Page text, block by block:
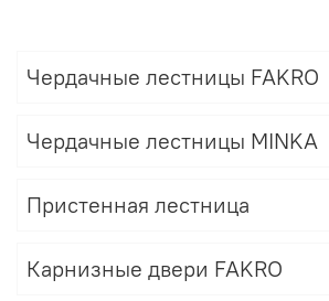
Чердачные лестницы FAKRO
Чердачные лестницы MINKA
Пристенная лестница
Карнизные двери FAKRO